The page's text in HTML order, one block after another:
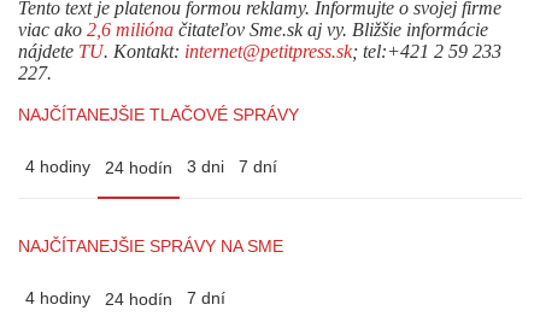
Tento text je platenou formou reklamy. Informujte o svojej firme
viac ako 2,6 milióna čitateľov Sme.sk aj vy. Bližšie informácie
nájdete TU. Kontakt: internet@petitpress.sk; tel:+421 2 59 233
227.
NAJČÍTANEJŠIE TLAČOVÉ SPRÁVY
4 hodiny 24 hodín 3 dni 7 dní
NAJČÍTANEJŠIE SPRÁVY NA SME
4 hodiny 24 hodín 7 dní